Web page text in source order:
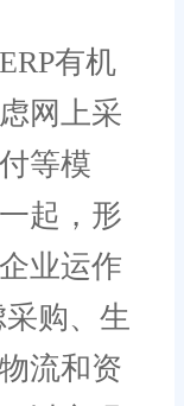
有机
网上采
等模
起，形
业运作
购、生
流和资